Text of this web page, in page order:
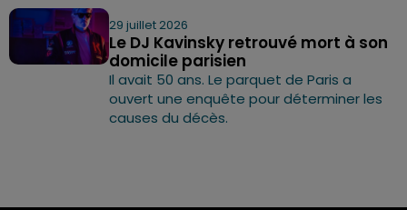
29 juillet 2026
Le DJ Kavinsky retrouvé mort à son
domicile parisien
Il avait 50 ans. Le parquet de Paris a
ouvert une enquête pour déterminer les
causes du décès.